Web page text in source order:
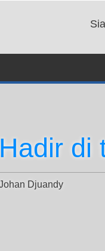
di
Djuandy